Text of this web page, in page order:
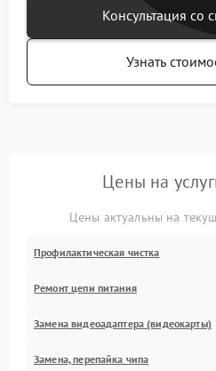
Консультация со
Узнать
Цены на
Цены актуальны на
Профилактическая чистка
Ремонт цепи питания
Замена видеоадаптера (видеокарты)
Замена, перепайка чипа